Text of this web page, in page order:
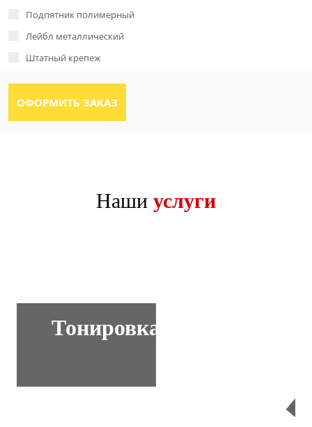
Подпятник полимерный
Лейбл металлический
Штатный крепеж
Наши услуги
Тонировка